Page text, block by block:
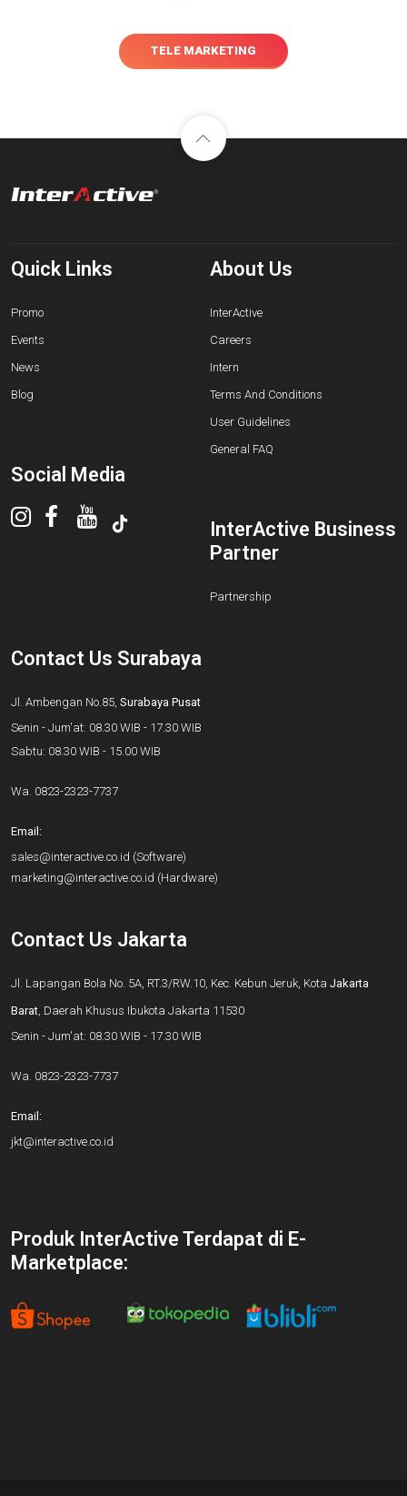
TELE MARKETING
Quick Links
Promo
Events
News
Blog
Social Media
About Us
InterActive
Careers
Intern
Terms And Conditions
User Guidelines
General FAQ
InterActive Business
Partner
Partnership
Contact Us Surabaya
Jl. Ambengan No.85, Surabaya Pusat
Senin - Jum'at: 08.30 WIB - 17.30 WIB
Sabtu: 08.30 WIB - 15.00 WIB
Wa. 0823-2323-7737
Email:
sales@interactive.co.id (Software)
marketing@interactive.co.id (Hardware)
Contact Us Jakarta
Jl. Lapangan Bola No. 5A, RT.3/RW.10, Kec. Kebun Jeruk, Kota Jakarta
Barat, Daerah Khusus Ibukota Jakarta 11530
Senin - Jum'at: 08.30 WIB - 17.30 WIB
Wa. 0823-2323-7737
Email:
jkt@interactive.co.id
Produk InterActive Terdapat di E-
Marketplace: